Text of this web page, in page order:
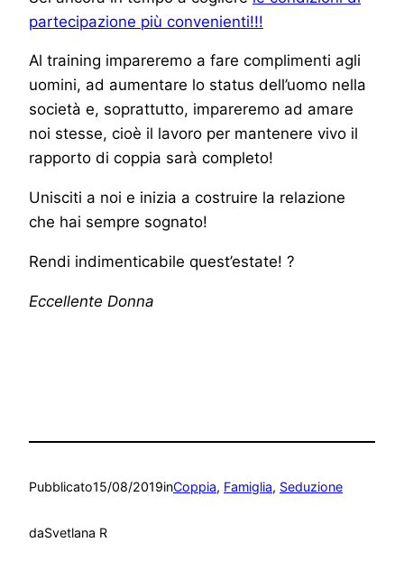
partecipazione più convenienti!!!
Al training impareremo a fare complimenti agli
uomini, ad aumentare lo status dell’uomo nella
società e, soprattutto, impareremo ad amare
noi stesse, cioè il lavoro per mantenere vivo il
rapporto di coppia sarà completo!
Unisciti a noi e inizia a costruire la relazione
che hai sempre sognato!
Rendi indimenticabile quest’estate! ?
Eccellente Donna
Pubblicato15/08/2019inCoppia, Famiglia, Seduzione
daSvetlana R